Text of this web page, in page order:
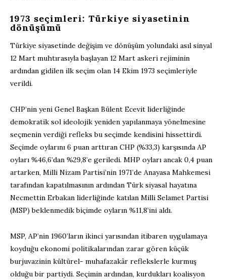
1973 seçimleri: Türkiye siyasetinin
dönüşümü
Türkiye siyasetinde değişim ve dönüşüm yolundaki asıl sinyal
12 Mart muhtırasıyla başlayan 12 Mart askeri rejiminin
ardından gidilen ilk seçim olan 14 Ekim 1973 seçimleriyle
verildi.
CHP’nin yeni Genel Başkan Bülent Ecevit liderliğinde
demokratik sol ideolojik yeniden yapılanmaya yönelmesine
seçmenin verdiği refleks bu seçimde kendisini hissettirdi.
Seçimde oylarını 6 puan arttıran CHP (%33,3) karşısında AP
oyları %46,6’dan %29,8’e geriledi. MHP oyları ancak 0,4 puan
artarken, Milli Nizam Partisi’nin 1971’de Anayasa Mahkemesi
tarafından kapatılmasının ardından Türk siyasal hayatına
Necmettin Erbakan liderliğinde katılan Milli Selamet Partisi
(MSP) beklenmedik biçimde oyların %11,8’ini aldı.
MSP, AP’nin 1960’ların ikinci yarısından itibaren uygulamaya
koyduğu ekonomi politikalarından zarar gören küçük
burjuvazinin kültürel- muhafazakâr reflekslerle kurmuş
olduğu bir partiydi. Seçimin ardından, kurdukları koalisyon